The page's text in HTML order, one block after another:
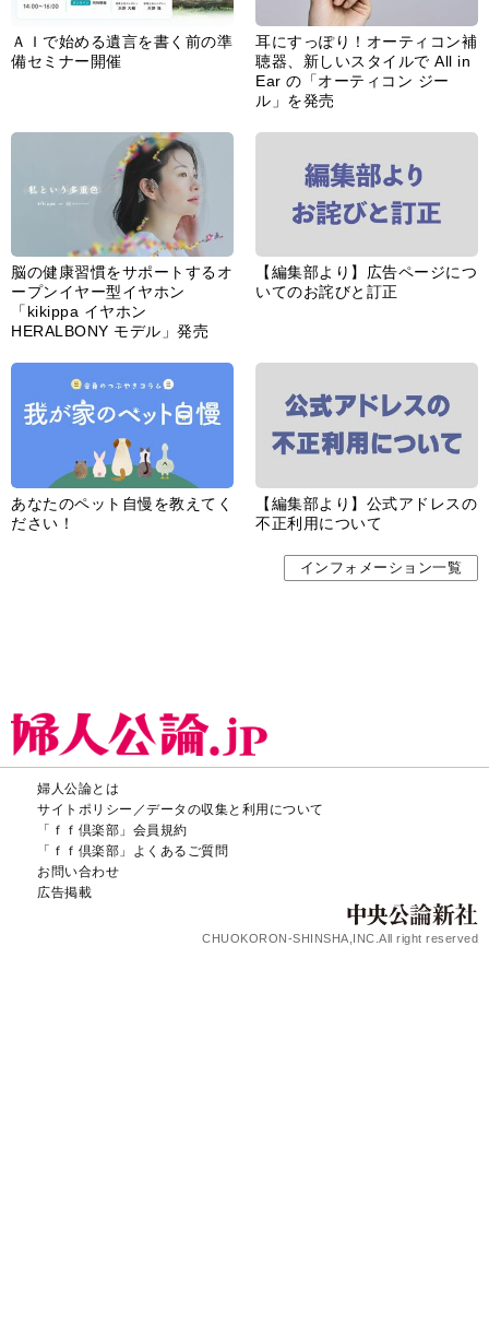
ＡＩで始める遺言を書く前の準
備セミナー開催
耳にすっぽり！オーティコン補
聴器、新しいスタイルで All in
Ear の「オーティコン ジー
ル」を発売
脳の健康習慣をサポートするオ
ープンイヤー型イヤホン
「kikippa イヤホン
HERALBONY モデル」発売
【編集部より】広告ページにつ
いてのお詫びと訂正
あなたのペット自慢を教えてく
ださい！
【編集部より】公式アドレスの
不正利用について
インフォメーション一覧
婦人公論とは
サイトポリシー／データの収集と利用について
「ｆｆ倶楽部」会員規約
「ｆｆ倶楽部」よくあるご質問
お問い合わせ
広告掲載
CHUOKORON-SHINSHA,INC.All right reserved